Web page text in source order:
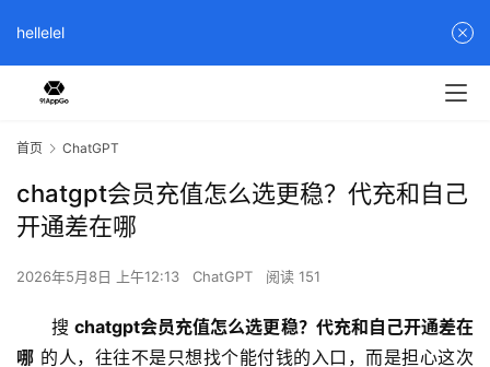
首页 ChatGPT
chatgpt会员充值怎么选更稳？代充和自己
开通差在哪
2026年5月8日 上午12:13 ChatGPT 阅读 151
搜 chatgpt会员充值怎么选更稳？代充和自己开通差在
哪 的人，往往不是只想找个能付钱的入口，而是担心这次
hellelel